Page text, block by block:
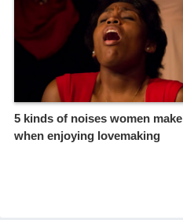
5 kinds of noises women make
when enjoying lovemaking